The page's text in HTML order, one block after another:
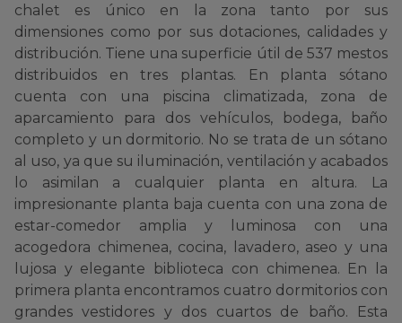
chalet es único en la zona tanto por sus
dimensiones como por sus dotaciones, calidades y
distribución. Tiene una superficie útil de 537 mestos
distribuidos en tres plantas. En planta sótano
cuenta con una piscina climatizada, zona de
aparcamiento para dos vehículos, bodega, baño
completo y un dormitorio. No se trata de un sótano
al uso, ya que su iluminación, ventilación y acabados
lo asimilan a cualquier planta en altura. La
impresionante planta baja cuenta con una zona de
estar-comedor amplia y luminosa con una
acogedora chimenea, cocina, lavadero, aseo y una
lujosa y elegante biblioteca con chimenea. En la
primera planta encontramos cuatro dormitorios con
grandes vestidores y dos cuartos de baño. Esta